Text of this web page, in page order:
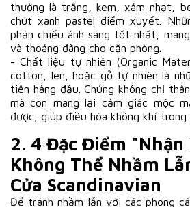
thường là trắng, kem, xám nhạt,
chút xanh pastel điểm xuyết.
phản chiếu ánh sáng tốt nhất,
và thoáng đãng cho căn phòng.
- Chất liệu tự nhiên (Organic
cotton, len, hoặc gỗ tự nhiên là
tiên hàng đầu. Chúng không chỉ
mà còn mang lại cảm giác mộc
được, giúp điều hòa không khí trong
2. 4 Đặc Điểm "Nhận
Không Thể Nhầm
Cửa Scandinavian
Để tránh nhầm lẫn với các phong